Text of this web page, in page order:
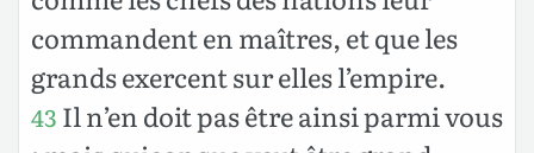
commandent en maîtres, et que les
grands exercent sur elles l’empire.
43 Il n’en doit pas être ainsi parmi vous